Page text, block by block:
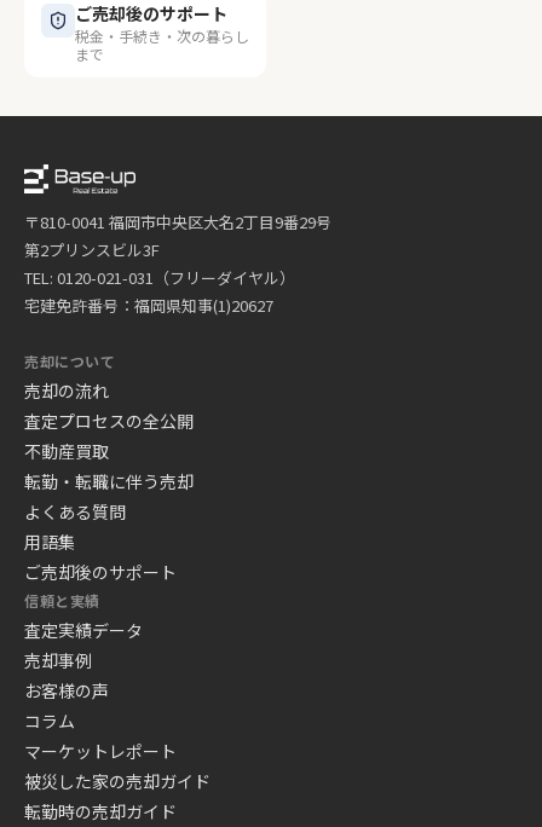
ご売却後のサポート
税金・手続き・次の暮らし
まで
〒810-0041 福岡市中央区大名2丁目9番29号
第2プリンスビル3F
TEL: 0120-021-031（フリーダイヤル）
宅建免許番号：福岡県知事(1)20627
売却について
売却の流れ
査定プロセスの全公開
不動産買取
転勤・転職に伴う売却
よくある質問
用語集
ご売却後のサポート
信頼と実績
査定実績データ
売却事例
お客様の声
コラム
マーケットレポート
被災した家の売却ガイド
転勤時の売却ガイド